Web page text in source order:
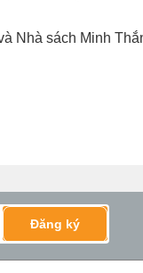
Nhà sách Minh
Đăng ký